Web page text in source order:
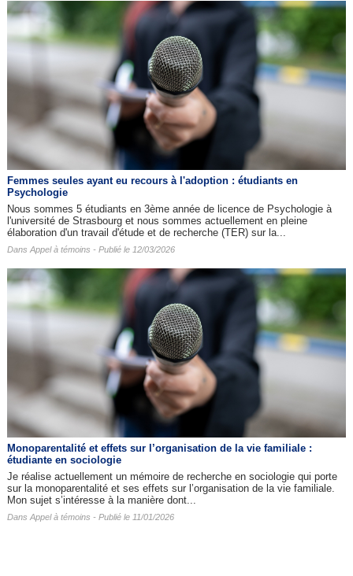
Femmes seules ayant eu recours à l'adoption : étudiants en
Psychologie
Nous sommes 5 étudiants en 3ème année de licence de Psychologie à
l'université de Strasbourg et nous sommes actuellement en pleine
élaboration d'un travail d'étude et de recherche (TER) sur la...
Dans Appel à témoins - Publié le 12/03/2026
Monoparentalité et effets sur l’organisation de la vie familiale :
étudiante en sociologie
Je réalise actuellement un mémoire de recherche en sociologie qui porte
sur la monoparentalité et ses effets sur l’organisation de la vie familiale.
Mon sujet s’intéresse à la manière dont...
Dans Appel à témoins - Publié le 11/01/2026